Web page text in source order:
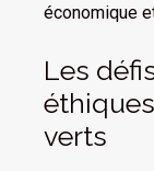
économique
Les
verts